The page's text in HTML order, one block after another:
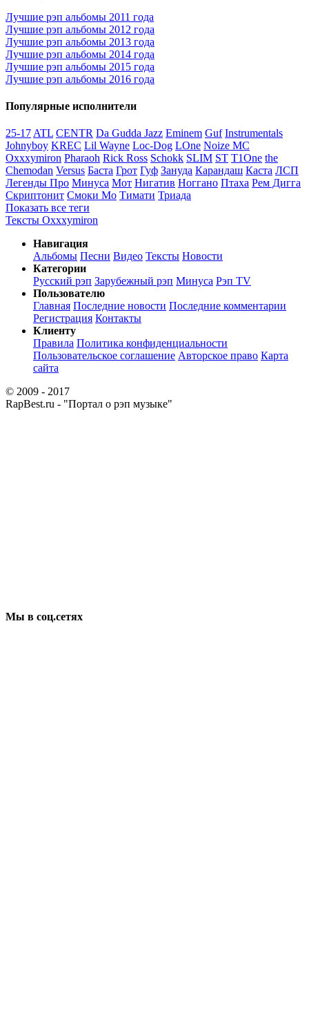
Лучшие рэп альбомы 2011 года
Лучшие рэп альбомы 2012 года
Лучшие рэп альбомы 2013 года
Лучшие рэп альбомы 2014 года
Лучшие рэп альбомы 2015 года
Лучшие рэп альбомы 2016 года
Популярные исполнители
25-17 ATL CENTR Da Gudda Jazz Eminem Guf Instrumentals
Johnyboy KREC Lil Wayne Loc-Dog LOne Noize MC
Oxxxymiron Pharaoh Rick Ross Schokk SLIM ST T1One the
Chemodan Versus Баста Грот Гуф Зануда Карандаш Каста ЛСП
Легенды Про Минуса Мот Нигатив Ноггано Птаха Рем Дигга
Скриптонит Смоки Мо Тимати Триада
Показать все теги
Тексты Oxxxymiron
Навигация
Альбомы Песни Видео Тексты Новости
Категории
Русский рэп Зарубежный рэп Минуса Рэп TV
Пользователю
Главная Последние новости Последние комментарии
Регистрация Контакты
Клиенту
Правила Политика конфиденциальности
Пользовательское соглашение Авторское право Карта
сайта
© 2009 - 2017
RapBest.ru - "Портал о рэп музыке"
Мы в соц.сетях